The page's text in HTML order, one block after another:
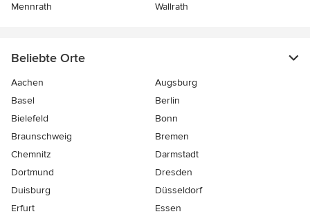
Mennrath
Wallrath
Beliebte Orte
Aachen
Augsburg
Basel
Berlin
Bielefeld
Bonn
Braunschweig
Bremen
Chemnitz
Darmstadt
Dortmund
Dresden
Duisburg
Düsseldorf
Erfurt
Essen